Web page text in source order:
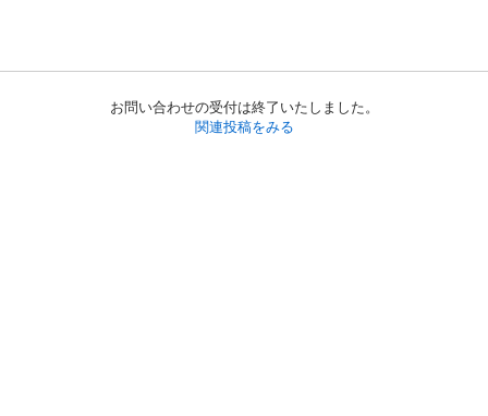
お問い合わせの受付は終了いたしました。
関連投稿をみる